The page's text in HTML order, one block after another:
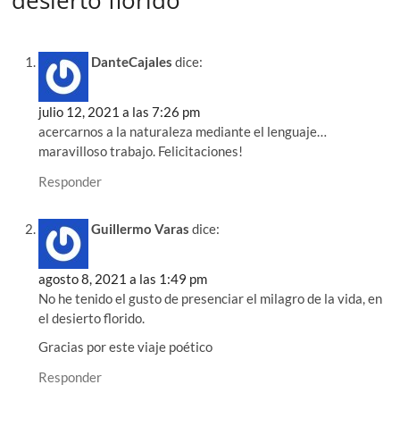
DanteCajales dice:
julio 12, 2021 a las 7:26 pm
acercarnos a la naturaleza mediante el lenguaje…
maravilloso trabajo. Felicitaciones!
Responder
Guillermo Varas dice:
agosto 8, 2021 a las 1:49 pm
No he tenido el gusto de presenciar el milagro de la vida, en
el desierto florido.
Gracias por este viaje poético
Responder